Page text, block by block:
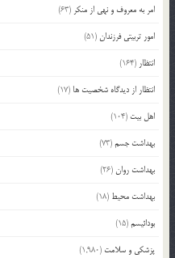
امر به معروف و نهی از منکر (63)
امور تربیتی فرزندان(51)
انتظار (164)
انتظار از دیدگاه شخصیت ها (17)
اهل بیت (104)
بهداشت جسم(73)
بهداشت روان(26)
بهداشت محیط (18)
بودائیسم(15)
پزشکی و سلامت (1,980)